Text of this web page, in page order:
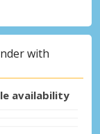
with
availability